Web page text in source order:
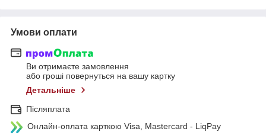
Умови оплати
Ви отримаєте замовлення
або гроші повернуться на вашу картку
Детальніше
Післяплата
Онлайн-оплата карткою Visa, Mastercard - LiqPay